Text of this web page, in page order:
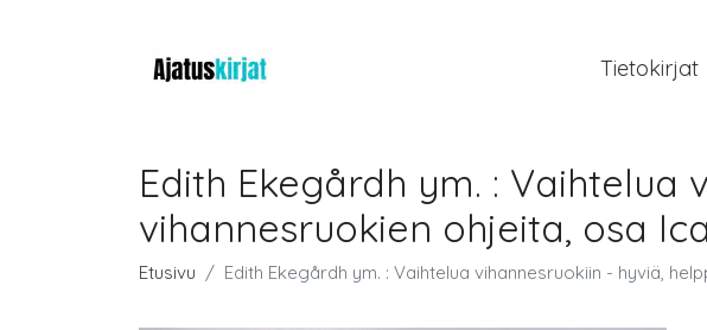
Tietokirjat
Edith Ekegårdh ym. :
vihannesruokien ohjeita, osa
Etusivu Edith Ekegårdh ym. : Vaihtelua vihannesruokiin - hyviä,